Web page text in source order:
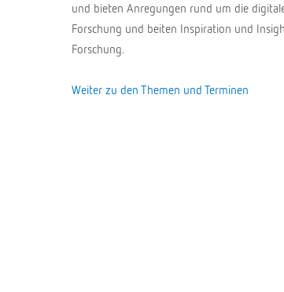
und bieten Anregungen rund um die
Forschung und beiten Inspiration und
Forschung.
Weiter zu den Themen und Terminen